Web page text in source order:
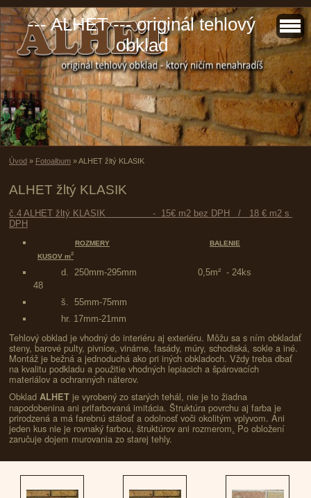
--- ALHET --- originál tehlový
obklad
Úvod » Fotoalbum »ALHET žltý KLASIK
ALHET žltý KLASIK
č.4 ALHET žltý KLASIK                 -  15€ m2 bez DPH   /   18 € m2 s
DPH
ROZMERY
BALENIE
KUSOV m²
d. 250mm-295mm 0,5m² - 24ks
48
š. 55mm-75mm
hr. 17mm-21mm
Tehlový obklad je vhodný do interiéru aj exteriéru. Môžu sa s ním obkladať
steny, barové pulty, pivnice, vinárne, fasády, múry, schodiská, sokle a iné.
Montáž je bežná a jednoduchá ako pri iných obkladoch. Vždy treba dbať
na kvalitu podkladu a použitie vhodných lepiacich a špárovacích
materiálov a ochranných náterov.
Obklad ALHET je vyrobený zo starých tehál, nie je to žiadna
napodobenina ani prifarbovaná imitácia. Štruktúra povrchu aj farba je
prirodzená a má farebnú stálosť a odolnosť voči okolitým vplyvom. Ani
jeden kus nie je rovnaký farbou, štruktúrov ani rozmerom. Po obložení
zaručuje dojem murovania zo starej tehly.